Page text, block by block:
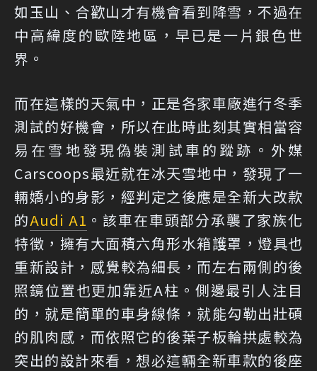
如玉山、合歡山才有機會看到降雪，不過在
中高緯度的歐陸地區，早已是一片銀色世
界。
而在這樣的天氣中，正是各家車廠進行冬季
測試的好機會，所以在此時此刻其實相當容
易在雪地發現偽裝測試車的蹤跡。外媒
Carscoops最近就在冰天雪地中，發現了一
輛嬌小的身影，經判定之後應是全新大改款
的Audi A1 。該車在車頭部分承襲了家族化
特徵，擁有大面積六角形水箱護罩，燈具也
重新設計，感覺較為細長，而左右兩側的後
照鏡位置也更加靠近A柱。側邊最引人注目
的，就是簡單的車身線條，就能勾勒出壯碩
的肌肉感，而依照它的後葉子板輪拱處較為
突出的設計來看，想必這輛全新車款的後座